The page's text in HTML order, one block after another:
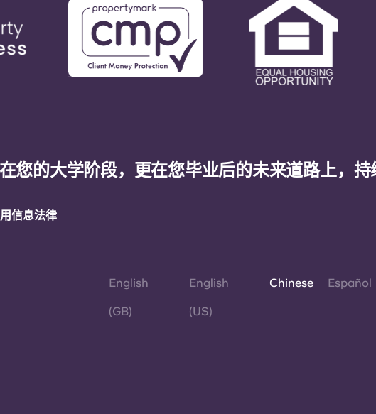
您的大学阶段，更在您毕业后的未来道路上，持
信息法律
English
(GB)
English
(US)
Chinese Español